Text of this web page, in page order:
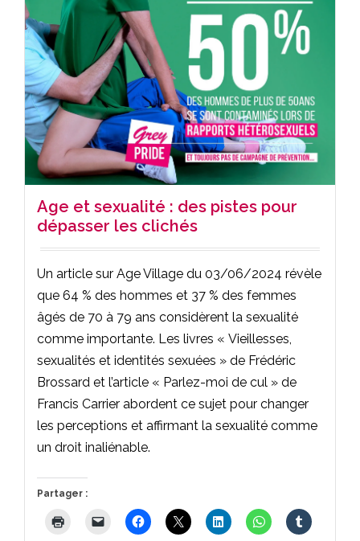
Age et sexualité : des pistes pour
dépasser les clichés
Un article sur Age Village du 03/06/2024 révèle
que 64 % des hommes et 37 % des femmes
âgés de 70 à 79 ans considèrent la sexualité
comme importante. Les livres « Vieillesses,
sexualités et identités sexuées » de Frédéric
Brossard et l’article « Parlez-moi de cul » de
Francis Carrier abordent ce sujet pour changer
les perceptions et affirmant la sexualité comme
un droit inaliénable.
Partager :